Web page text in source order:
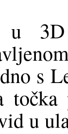
u
s
točka
u